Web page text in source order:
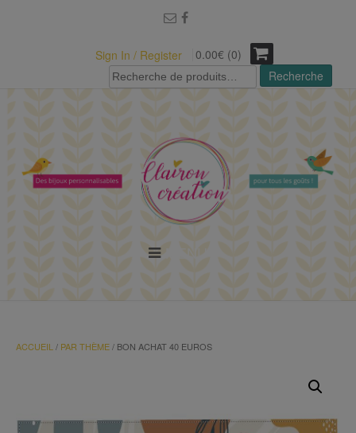
Sign In / Register
0.00€ (0)
Recherche
pour :
Recherche
ACCUEIL / PAR THÈME/ BON ACHAT 40 EUROS